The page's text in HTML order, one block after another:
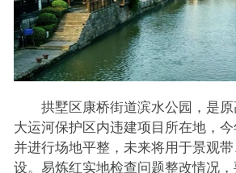
拱墅区康桥街道滨水公园，是原
大运河保护区内违建项目所在地，
并进行场地平整，未来将用于景观
设。易炼红实地检查问题整改情况